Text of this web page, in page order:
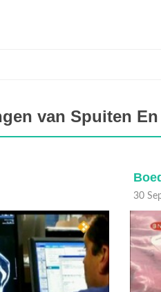
van Spuiten
30